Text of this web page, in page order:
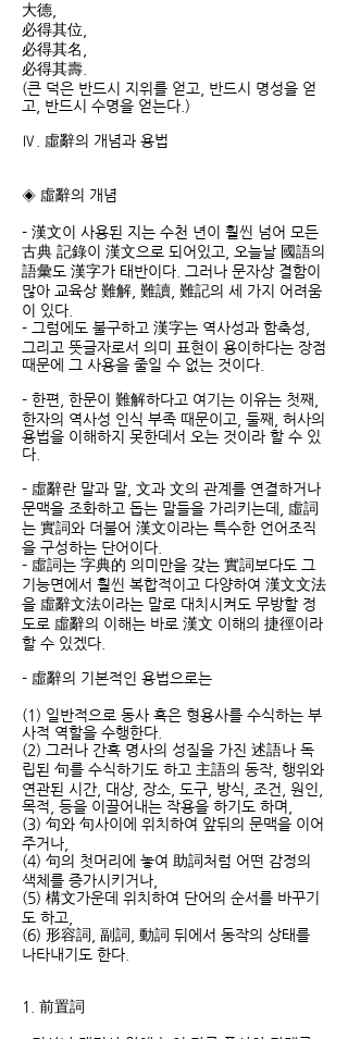
大德,
必得其位,
必得其名,
必得其壽.
(큰 덕은 반드시 지위를 얻고, 반드시 명성을 얻
고, 반드시 수명을 얻는다.)
Ⅳ. 虛辭의 개념과 용법
◈ 虛辭의 개념
- 漢文이 사용된 지는 수천 년이 훨씬 넘어 모든
古典 記錄이 漢文으로 되어있고, 오늘날 國語의
語彙도 漢字가 태반이다. 그러나 문자상 결함이
많아 교육상 難解, 難讀, 難記의 세 가지 어려움
이 있다.
- 그럼에도 불구하고 漢字는 역사성과 함축성,
그리고 뜻글자로서 의미 표현이 용이하다는 장점
때문에 그 사용을 줄일 수 없는 것이다.
- 한편, 한문이 難解하다고 여기는 이유는 첫째,
한자의 역사성 인식 부족 때문이고, 둘째, 허사의
용법을 이해하지 못한데서 오는 것이라 할 수 있
다.
- 虛辭란 말과 말, 文과 文의 관계를 연결하거나
문맥을 조화하고 돕는 말들을 가리키는데, 虛詞
는 實詞와 더불어 漢文이라는 특수한 언어조직
을 구성하는 단어이다.
- 虛詞는 字典的 의미만을 갖는 實詞보다도 그
기능면에서 훨씬 복합적이고 다양하여 漢文文法
을 虛辭文法이라는 말로 대치시켜도 무방할 정
도로 虛辭의 이해는 바로 漢文 이해의 捷徑이라
할 수 있겠다.
- 虛辭의 기본적인 용법으로는
(1) 일반적으로 동사 혹은 형용사를 수식하는 부
사적 역할을 수행한다.
(2) 그러나 간혹 명사의 성질을 가진 述語나 독
립된 句를 수식하기도 하고 主語의 동작, 행위와
연관된 시간, 대상, 장소, 도구, 방식, 조건, 원인,
목적, 등을 이끌어내는 작용을 하기도 하며,
(3) 句와 句사이에 위치하여 앞뒤의 문맥을 이어
주거나,
(4) 句의 첫머리에 놓여 助詞처럼 어떤 감정의
색체를 증가시키거나,
(5) 構文가운데 위치하여 단어의 순서를 바꾸기
도 하고,
(6) 形容詞, 副詞, 動詞 뒤에서 동작의 상태를
나타내기도 한다.
1. 前置詞